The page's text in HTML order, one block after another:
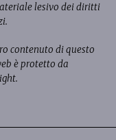
lesivo dei diritti
contenuto di questo
è protetto da